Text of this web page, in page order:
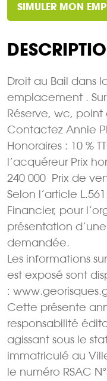
SIMULER MON
Droit au Bail dans
emplacement .
Réserve, wc, point
Contactez Annie
Honoraires : 10 %
l’acquéreur Prix
240 000  Prix de
Selon l’article
Financier, pour
présentation
demandée.
Les informations
est exposé sont
:
Cette présente
responsabilité
agissant sous le
immatriculé au
le numéro RSAC